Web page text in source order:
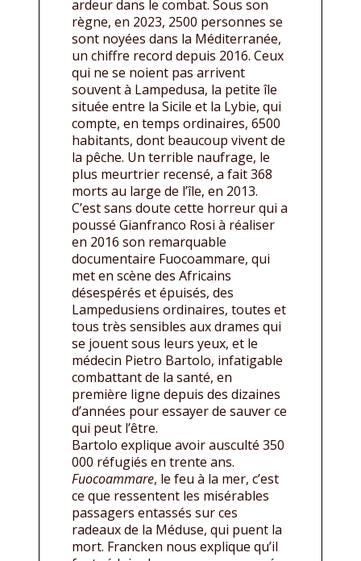
ardeur dans le combat. Sous son
règne, en 2023, 2500 personnes se
sont noyées dans la Méditerranée,
un chiffre record depuis 2016. Ceux
qui ne se noient pas arrivent
souvent à Lampedusa, la petite île
située entre la Sicile et la Lybie, qui
compte, en temps ordinaires, 6500
habitants, dont beaucoup vivent de
la pêche. Un terrible naufrage, le
plus meurtrier recensé, a fait 368
morts au large de l’île, en 2013.
C’est sans doute cette horreur qui a
poussé Gianfranco Rosi à réaliser
en 2016 son remarquable
documentaire Fuocoammare, qui
met en scène des Africains
désespérés et épuisés, des
Lampedusiens ordinaires, toutes et
tous très sensibles aux drames qui
se jouent sous leurs yeux, et le
médecin Pietro Bartolo, infatigable
combattant de la santé, en
première ligne depuis des dizaines
d’années pour essayer de sauver ce
qui peut l’être.
Bartolo explique avoir ausculté 350
000 réfugiés en trente ans.
Fuocoammare, le feu à la mer, c’est
ce que ressentent les misérables
passagers entassés sur ces
radeaux de la Méduse, qui puent la
mort. Francken nous explique qu’il